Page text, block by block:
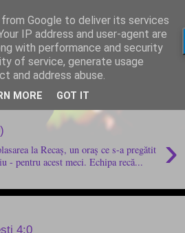
›
la Recaș, un oraș ce s-a pregătit
- pentru acest meci. Echipa recă...
4:0
Google to deliver its services
IP address and user-agent are
with performance and security
of service, generate usage
and address abuse.
MORE GOT IT